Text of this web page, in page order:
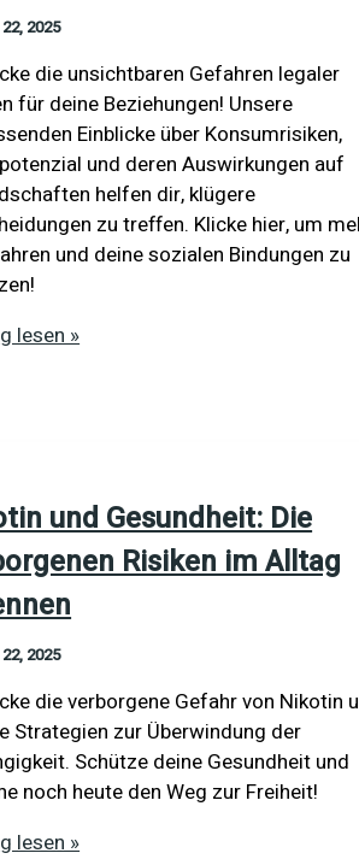
2025
die unsichtbaren Gefahren legaler
für deine Beziehungen! Unsere
Einblicke über Konsumrisiken,
und deren Auswirkungen auf
helfen dir, klügere
zu treffen. Klicke hier, um
und deine sozialen Bindungen zu
lesen »
und Gesundheit: Die
Risiken im Alltag
2025
die verborgene Gefahr von Nikotin
Strategien zur Überwindung der
Schütze deine Gesundheit und
noch heute den Weg zur Freiheit!
lesen »